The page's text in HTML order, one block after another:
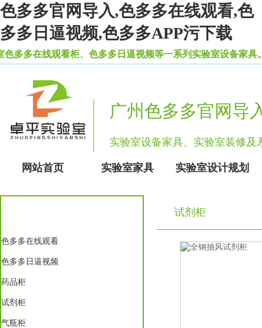
色多多官网导入,色多多在线观看,色
多多日逼视频,色多多APP污下载
在线观看柜、色多多日逼视频等一系列实验室设备家具。
广州色多多官网导
实验室设备家具、实验室装修
网站首页 实验室家具 实验室设计规划
色多多在线观看
色多多日逼视频
药品柜
试剂柜
气瓶柜
试剂柜